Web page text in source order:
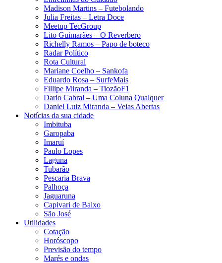
Madison Martins – Futebolando
Julia Freitas​ – Letra Doce
Meetup TecGroup
Lito Guimarães – O Reverbero
Richelly Ramos​ – Papo de boteco
Radar Político
Rota Cultural
Mariane Coelho – Sankofa
Eduardo Rosa​ – SurfeMais
Fillipe Miranda – TiozãoF1
Dario Cabral – Uma Coluna Qualquer
Daniel Luiz Miranda – Veias Abertas
Notícias da sua cidade
Imbituba
Garopaba
Imaruí
Paulo Lopes
Laguna
Tubarão
Pescaria Brava
Palhoça
Jaguaruna
Capivari de Baixo
São José
Utilidades
Cotação
Horóscopo
Previsão do tempo
Marés e ondas